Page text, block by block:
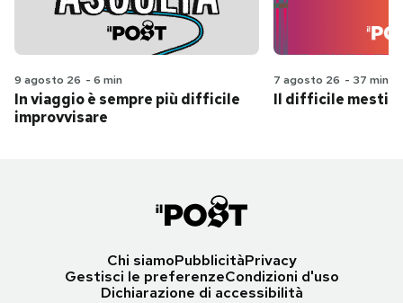
9 agosto 26 - 6 min
In viaggio è sempre più difficile
improvvisare
7 agosto 26 - 37 min
Il difficile
Chi siamoPubblicitàPrivacy
Gestisci le preferenzeCondizioni d'uso
Dichiarazione di accessibilità